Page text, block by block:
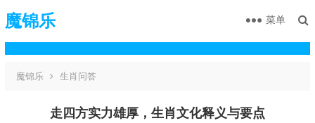
魔锦乐 菜单
魔锦乐 生肖问答
走四方实力雄厚，生肖文化释义与要点